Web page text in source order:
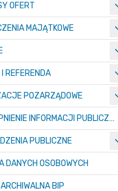
OFERT
MAJĄTKOWE
REFERENDA
POZARZĄDOWE
UDOSTĘPNIENIE INFORMACJI PUBLICZNEJ
PUBLICZNE
DANYCH OSOBOWYCH
BIP